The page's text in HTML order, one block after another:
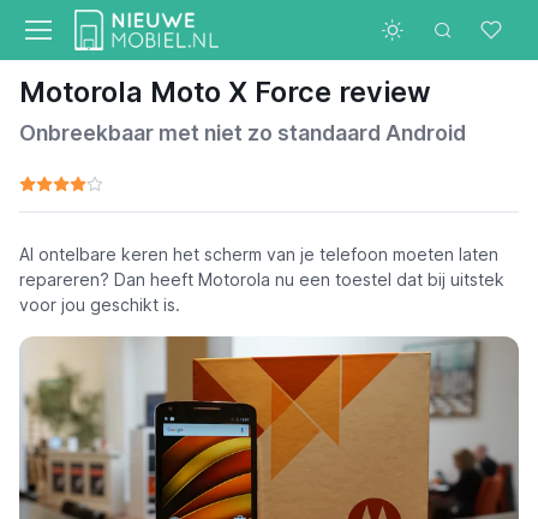
Motorola Moto X Force review
Onbreekbaar met niet zo standaard Android
Al ontelbare keren het scherm van je telefoon moeten laten
repareren? Dan heeft Motorola nu een toestel dat bij uitstek
voor jou geschikt is.